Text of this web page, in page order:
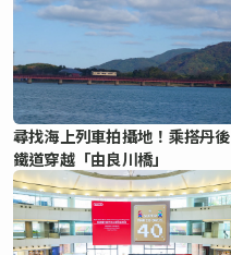
尋找海上列車拍攝地！乘搭丹後
鐵道穿越「由良川橋」